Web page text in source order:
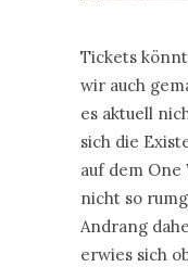
Tickets
wir auch
es aktuell
sich die
auf dem
nicht so
Andrang
erwies sich